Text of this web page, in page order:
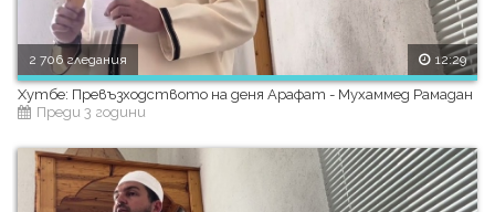
2 706 гледания 12:29
Хутбе: Превъзходството на деня Арафат - Мухаммед Рамадан
Преди 3 години